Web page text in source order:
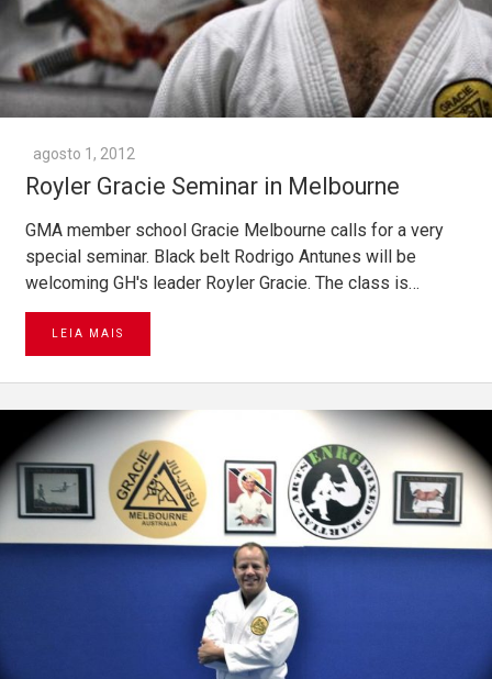
agosto 1, 2012
Royler Gracie Seminar in Melbourne
GMA member school Gracie Melbourne calls for a very
special seminar. Black belt Rodrigo Antunes will be
welcoming GH's leader Royler Gracie. The class is…
LEIA MAIS